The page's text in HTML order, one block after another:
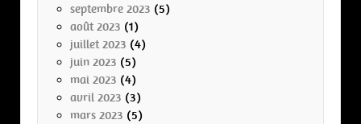
septembre 2023 (5)
août 2023 (1)
juillet 2023 (4)
juin 2023 (5)
mai 2023 (4)
avril 2023 (3)
mars 2023 (5)